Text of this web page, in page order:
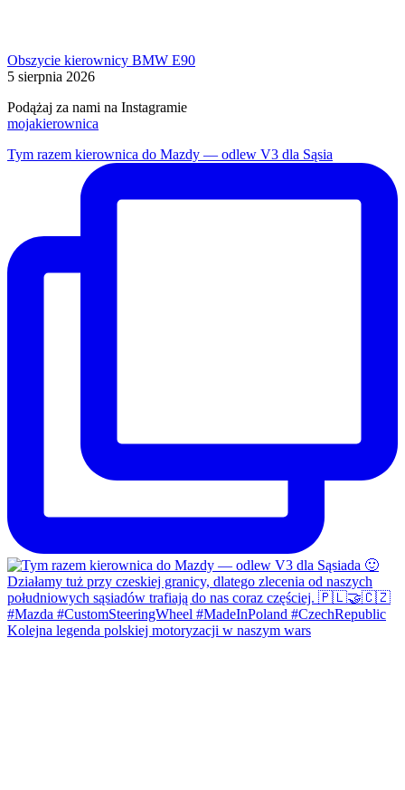
Obszycie kierownicy BMW E90
5 sierpnia 2026
Podążaj za nami na Instagramie
mojakierownica
Tym razem kierownica do Mazdy — odlew V3 dla Sąsia
Kolejna legenda polskiej motoryzacji w naszym wars